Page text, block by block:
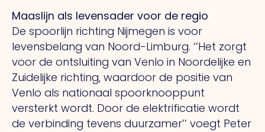
Maaslijn als levensader voor de regio
De spoorlijn richting Nijmegen is voor
levensbelang van Noord-Limburg. ‘’Het zorgt
voor de ontsluiting van Venlo in Noordelijke en
Zuidelijke richting, waardoor de positie van
Venlo als nationaal spoorknooppunt
versterkt wordt. Door de elektrificatie wordt
de verbinding tevens duurzamer’’ voegt Peter